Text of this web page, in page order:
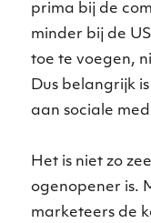
prima bij de
minder bij de
toe te voegen,
Dus belangrijk
aan sociale
Het is niet zo
ogenopener is.
marketeers de